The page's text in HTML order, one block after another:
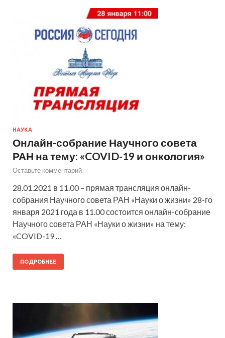
НАУКА
Онлайн-собрание Научного совета
РАН на тему: «COVID-19 и онкология»
Оставьте комментарий
28.01.2021 в 11.00 – прямая трансляция онлайн-
собрания Научного совета РАН «Науки о жизни» 28-го
января 2021 года в 11.00 состоится онлайн-собрание
Научного совета РАН «Науки о жизни» на тему:
«COVID-19 …
ПОДРОБНЕЕ